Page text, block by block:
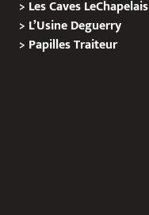
> Les Caves LeChapelais
> L’Usine Deguerry
> PapillesTraiteur